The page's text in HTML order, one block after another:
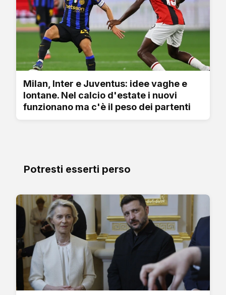
Milan, Inter e Juventus: idee vaghe e
lontane. Nel calcio d'estate i nuovi
funzionano ma c'è il peso dei partenti
Potresti esserti perso